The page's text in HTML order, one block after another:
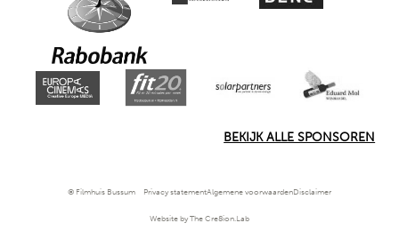
BEKIJK ALLE SPONSOREN
© Filmhuis Bussum Privacy statementAlgemene voorwaardenDisclaimer
Website by The Cre8ion.Lab